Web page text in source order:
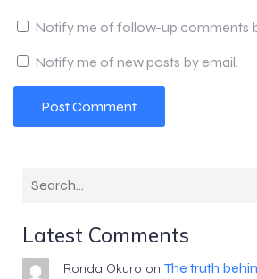
Notify me of follow-up comments
Notify me of new posts by email.
Latest Comments
Ronda Okuro on The truth